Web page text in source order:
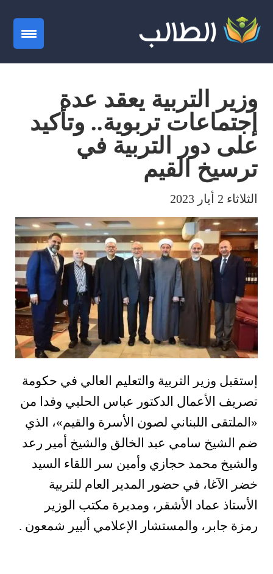
وزير التربية يعقد عدة
إجتماعات تربوية.. وتأكيد
على دور التربية في
ترسيخ القيم
الثلاثاء 2 أيار 2023
إستقبل وزير التربية والتعليم العالي في حكومة
تصريف الأعمال الدكتور عباس الحلبي وفدا من
«الملتقى اللبناني لصون الأسرة والقيم»، الذي
ضم الشيخ سامي عبد الخالق والشيخ أمير رعد
والشيخ محمد حجازي وأمين سر اللقاء السيد
خضر الآغا، في حضور المدير العام للتربية
الأستاذ عماد الأشقر، ومديرة مكتب الوزير
رمزة جابر، والمستشار الإعلامي ألبير شمعون .